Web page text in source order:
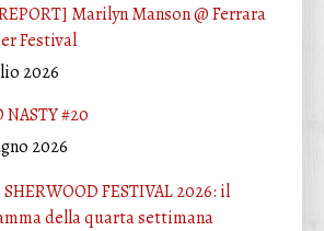
Marilyn Manson @ Ferrara
Festival
2026
NASTY #20
2026
FESTIVAL 2026: il
della quarta settimana